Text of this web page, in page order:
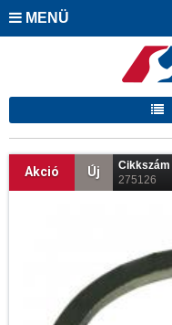
MENÜ
Akció Új
Cikkszám
275126